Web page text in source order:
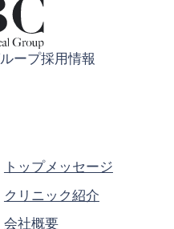
ープ採用情報
トップメッセージ
クリニック紹介
会社概要